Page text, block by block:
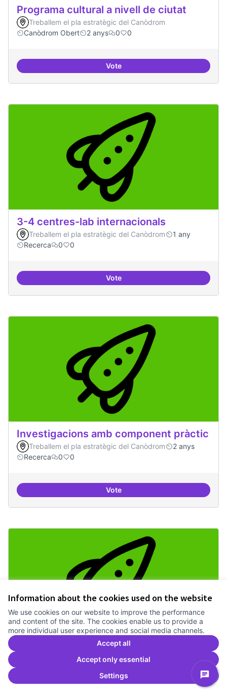
Information about the cookies used on the website
We use cookies on our website to improve the performance
and content of the site. The cookies enable us to provide a
more individual user experience and social media channels.
Accept all
Accept only essential
Settings
Programa cultural a nivell de ciutat
Treballem el pla estratègic del Canòdrom
Canòdrom Obert
2 anys 0 0
VotePrograma cultural a nivell de
3-4 centres-lab internacionals
Treballem el pla estratègic del Canòdrom
1 any
Recerca
0 0
Vote3-4 centres-lab internacionals
Investigacions amb component pràctic
Treballem el pla estratègic del Canòdrom
2 anys
Recerca
0 0
VoteInvestigacions amb component
IA i drets humans
Treballem el pla estratègic del Canòdrom